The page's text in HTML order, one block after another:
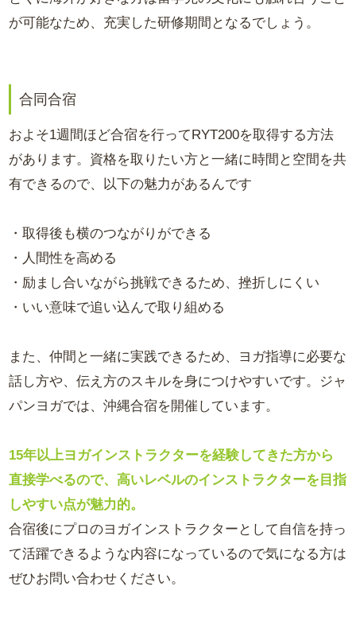
が可能なため、充実した研修期間となるでしょう。
合同合宿
およそ1週間ほど合宿を行ってRYT200を取得する方法
があります。資格を取りたい方と一緒に時間と空間を共
有できるので、以下の魅力があるんです
・取得後も横のつながりができる
・人間性を高める
・励まし合いながら挑戦できるため、挫折しにくい
・いい意味で追い込んで取り組める
また、仲間と一緒に実践できるため、ヨガ指導に必要な
話し方や、伝え方のスキルを身につけやすいです。ジャ
パンヨガでは、沖縄合宿を開催しています。
15年以上ヨガインストラクターを経験してきた方から
直接学べるので、高いレベルのインストラクターを目指
しやすい点が魅力的。
合宿後にプロのヨガインストラクターとして自信を持っ
て活躍できるような内容になっているので気になる方は
ぜひお問い合わせください。